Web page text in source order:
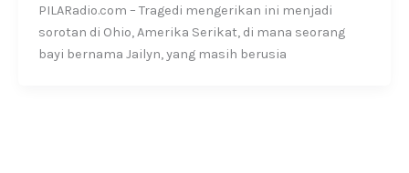
PILARadio.com – Tragedi mengerikan ini menjadi
sorotan di Ohio, Amerika Serikat, di mana seorang
bayi bernama Jailyn, yang masih berusia